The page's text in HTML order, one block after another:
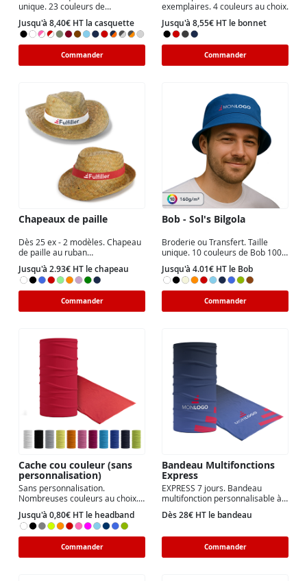
unique. 23 couleurs de
casquettes. Simple ou biton avec
liseret.
Jusqu'à 8,40€ HT la casquette
Commander
exemplaires. 4 couleurs au choix.
Jusqu'à 8,55€ HT le bonnet
Commander
Chapeaux de paille
Dès 25 ex - 2 modèles. Chapeau
de paille au ruban
personnalisable. Choix couleur
du ruban
Jusqu'à 2.93€ HT le chapeau
Commander
Bob - Sol's Bilgola
Broderie ou Transfert. Taille
unique. 10 couleurs de Bob 100%
Jusqu'à 4.01€ HT le Bob
Commander
Cache cou couleur (sans
personnalisation)
Sans personnalisation.
Nombreuses couleurs au choix.
Taille unique
Jusqu'à 0,80€ HT le headband
Commander
Bandeau Multifonctions
Express
EXPRESS 7 jours. Bandeau
multifonction personnalisable à
100% Dès 1 exemplaire.
Dès 28€ HT le bandeau
Commander